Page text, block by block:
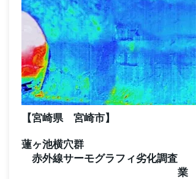
【宮崎県 宮崎市】
蓮ヶ池横穴群
赤外線サーモグラフィ劣化調査
業